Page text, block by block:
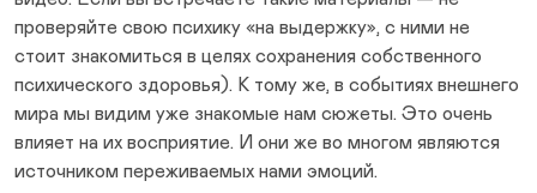
проверяйте свою психику «на выдержку», с ними не
стоит знакомиться в целях сохранения собственного
психического здоровья). К тому же, в событиях внешнего
мира мы видим уже знакомые нам сюжеты. Это очень
влияет на их восприятие. И они же во многом являются
источником переживаемых нами эмоций.